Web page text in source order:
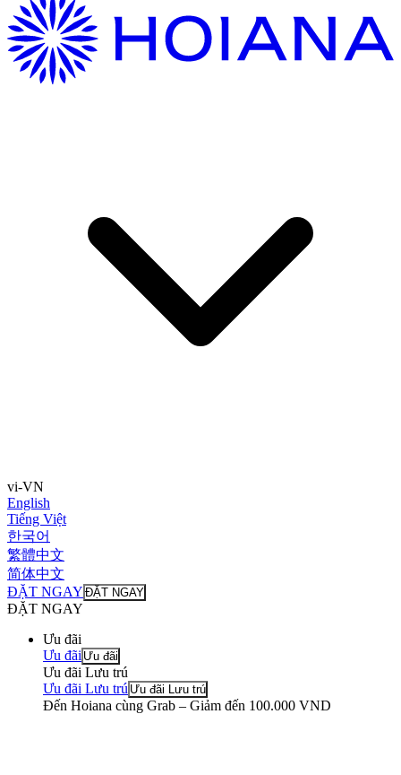
vi-VN
English
Tiếng Việt
한국어
繁體中文
简体中文
ĐẶT NGAY ĐẶT NGAY
ĐẶT NGAY
Ưu đãi
Ưu đãi Ưu đãi
Ưu đãi Lưu trú
Ưu đãi Lưu trú Ưu đãi Lưu trú
Đến Hoiana cùng Grab – Giảm đến 100.000 VND
Hướng Dẫn Di Chuyển